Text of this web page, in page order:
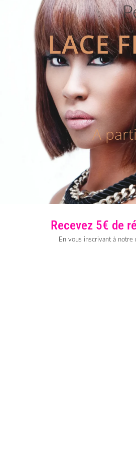
LACE
A
Recevez 5€ de
En vous inscrivant à notre